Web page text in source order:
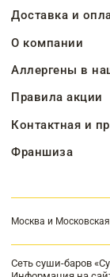
Доставка и
О компании
Аллергены в
Правила акции
Контактная и
Франшиза
Москва и
Сеть суши-баров